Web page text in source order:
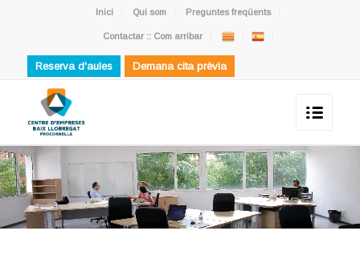
Inici Qui som Preguntes freqüents
Contactar :: Com arribar
Reserva d'aules Demana cita prèvia
Al Viver d’Empreses disposem de 15 espais de coworking.
4 persones o més ?
Necessites un despatx per a